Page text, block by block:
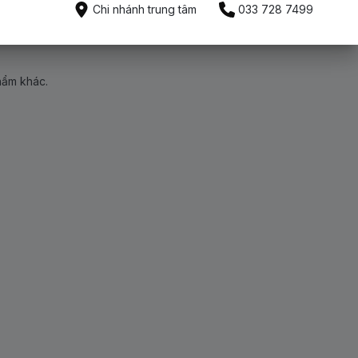
khác.
Chi nhánh trung tâm 033 728 7499